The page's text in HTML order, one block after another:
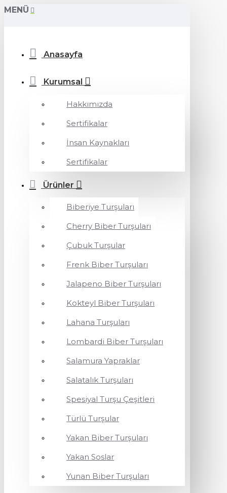
MENÜ
Anasayfa
Kurumsal
Hakkımızda
Sertifikalar
İnsan Kaynakları
Sertifikalar
Ürünler
Biberiye Turşuları
Cherry Biber Turşuları
Çubuk Turşular
Frenk Biber Turşuları
Jalapeno Biber Turşuları
Kokteyl Biber Turşuları
Lahana Turşuları
Lombardi Biber Turşuları
Salamura Yapraklar
Salatalık Turşuları
Spesiyal Turşu Çeşitleri
Türlü Turşular
Yakan Biber Turşuları
Yakan Soslar
Yunan Biber Turşuları